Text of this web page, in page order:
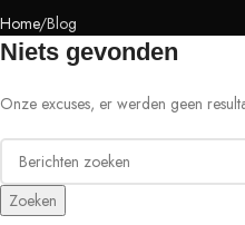
Home Blog
Niets gevonden
Onze excuses, er werden geen
Zoeken